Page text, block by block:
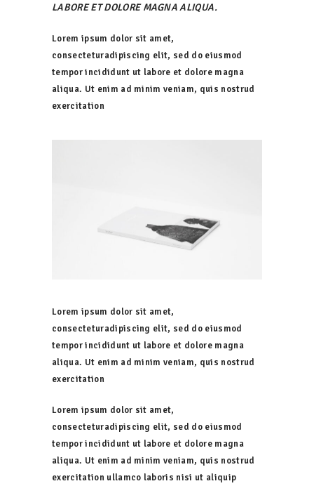
LABORE ET DOLORE MAGNA ALIQUA.
Lorem ipsum dolor sit amet,
consecteturadipiscing elit, sed do eiusmod
tempor incididunt ut labore et dolore magna
aliqua. Ut enim ad minim veniam, quis nostrud
exercitation
Lorem ipsum dolor sit amet,
consecteturadipiscing elit, sed do eiusmod
tempor incididunt ut labore et dolore magna
aliqua. Ut enim ad minim veniam, quis nostrud
exercitation
Lorem ipsum dolor sit amet,
consecteturadipiscing elit, sed do eiusmod
tempor incididunt ut labore et dolore magna
aliqua. Ut enim ad minim veniam, quis nostrud
exercitation ullamco laboris nisi ut aliquip